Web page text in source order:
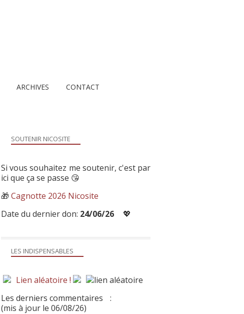
ARCHIVES CONTACT
LES INDISPENSABLES
Lien aléatoire !
Les derniers commentaires
:
(mis à jour le 06/08/26)
SOUTENIR NICOSITE
Si vous souhaitez me soutenir, c'est par
ici que ça se passe 😘
🎁 Cagnotte 2026 Nicosite
Date du dernier don: 24/06/26 💖